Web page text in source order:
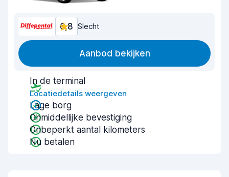
6,8 Slecht
Aanbod bekijken
In de terminal
Locatiedetails weergeven
Lage borg
Onmiddellijke bevestiging
Onbeperkt aantal kilometers
Nu betalen